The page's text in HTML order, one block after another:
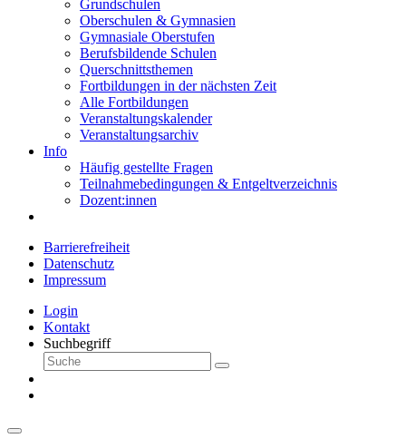
Grundschulen
Oberschulen & Gymnasien
Gymnasiale Oberstufen
Berufsbildende Schulen
Querschnittsthemen
Fortbildungen in der nächsten Zeit
Alle Fortbildungen
Veranstaltungskalender
Veranstaltungsarchiv
Info
Häufig gestellte Fragen
Teilnahmebedingungen & Entgeltverzeichnis
Dozent:innen
Barrierefreiheit
Datenschutz
Impressum
Login
Kontakt
Suchbegriff